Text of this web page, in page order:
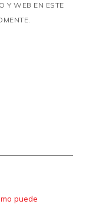
Y WEB EN ESTE
puede